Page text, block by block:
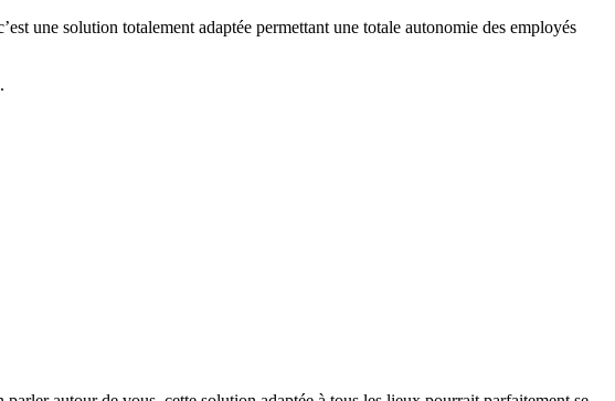
une solution totalement adaptée permettant une totale autonomie des employés